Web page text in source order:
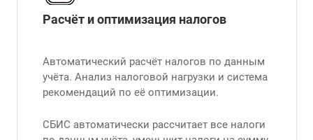
Расчёт и оптимизация налогов
Автоматический расчёт налогов по данным
учёта. Анализ налоговой нагрузки и система
рекомендаций по её оптимизации.
СБИС автоматически рассчитает все налоги